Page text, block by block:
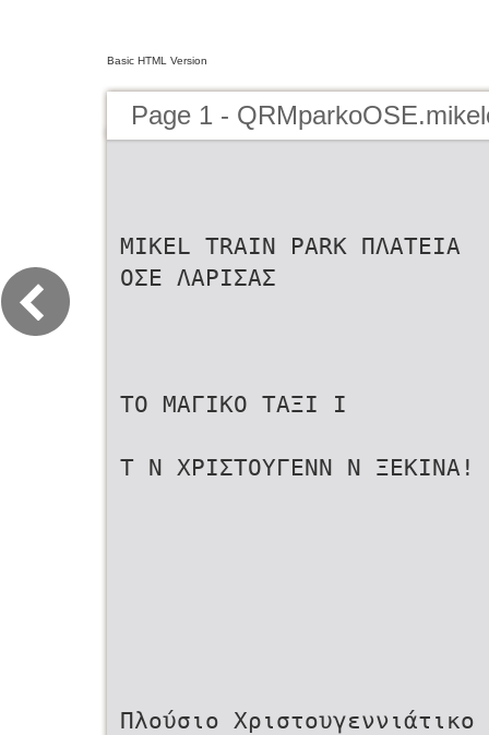
Basic HTML Version
Page 1 -
MIKEL TRAIN PARK ΠΛΑΤΕΙΑ
ΟΣΕ ΛΑΡΙΣΑΣ
ΤΟ ΜΑΓΙΚΟ ΤΑΞΙ Ι
Τ Ν ΧΡΙΣΤΟΥΓΕΝΝ Ν ΞEKINA!
Πλούσιο Xριστουγεννιάτικο